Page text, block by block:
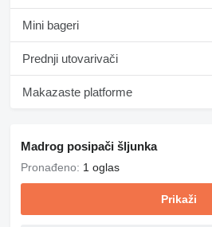
Mini bageri
Prednji utovarivači
Makazaste platforme
Madrog posipači šljunka
Pronađeno: 1 oglas
Prikaži